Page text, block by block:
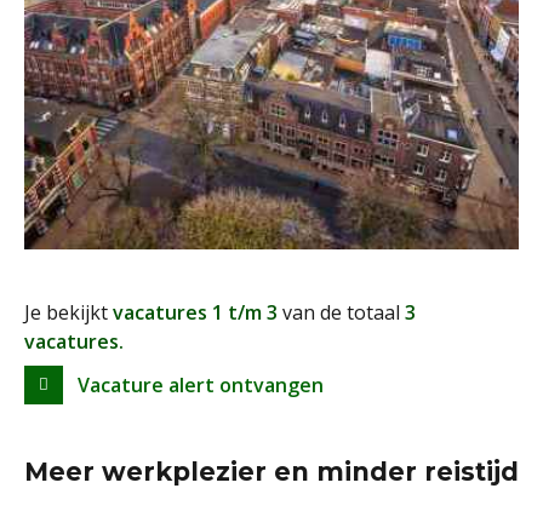
Je bekijktvacatures 1 t/m 3 van de totaal 3
vacatures.
Vacature alert ontvangen
Meer werkplezier en minder reistijd